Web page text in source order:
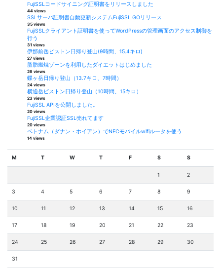
FujiSSLコードサイニング証明書をリリースしました
44 views
SSLサーバ証明書自動更新システムFujiSSL GOリリース
35 views
FujiSSLクライアント証明書を使ってWordPressの管理画面のアクセス制御を
行う
31 views
伊那前岳ピストン日帰り登山(9時間、15.4キロ)
27 views
脂肪燃焼ゾーンを利用したダイエットはじめました
26 views
蝶ヶ岳日帰り登山（13.7キロ、7時間）
24 views
横通岳ピストン日帰り登山（10時間、15キロ）
23 views
FujiSSL APIを公開しました。
20 views
FujiSSL企業認証SSL売れてます
20 views
ベトナム（ダナン・ホイアン）でNECモバイルwifiルータを使う
14 views
M T W T F S S
1 2
3 4 5 6 7 8 9
10 11 12 13 14 15 16
17 18 19 20 21 22 23
24 25 26 27 28 29 30
31